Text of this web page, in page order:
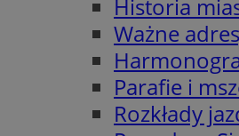
Historia
Ważne
Parafie i
Rozkłady